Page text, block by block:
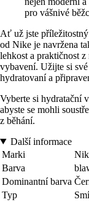
pro vášnivé
Ať už jste příležitostný
od Nike je navržena
lehkost a praktičnost
vybavení. Užijte si
hydratovaní a
Vyberte si hydratační
abyste se mohli
z běhání.
Další informace
Marki
Barva
Dominantní barva
Typ